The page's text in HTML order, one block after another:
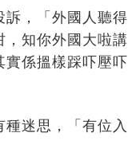
訴，「外國人聽得
，知你外國大啦講
實係搵樣踩吓壓吓
迷思，「有位入